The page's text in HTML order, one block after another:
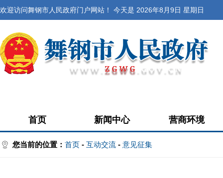
欢迎访问舞钢市人民政府门户网站！ 今天是 2026年8月9日 星期日
首页 新闻中心 营商环境
您当前的位置： 首页 - 互动交流 - 意见征集